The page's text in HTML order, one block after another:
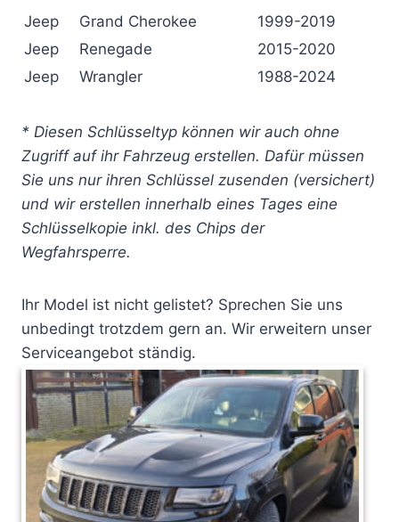
Jeep Grand Cherokee
1999-2019
Jeep
Renegade
2015-2020
Jeep
Wrangler 1988-2024
* Diesen Schlüsseltyp können wir auch ohne
Zugriff auf ihr Fahrzeug erstellen. Dafür müssen
Sie uns nur ihren Schlüssel zusenden (versichert)
und wir erstellen innerhalb eines Tages eine
Schlüsselkopie inkl. des Chips der
Wegfahrsperre.
Ihr Model ist nicht gelistet? Sprechen Sie uns
unbedingt trotzdem gern an. Wir erweitern unser
Serviceangebot ständig.